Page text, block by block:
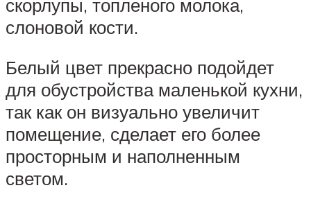
скорлупы, топленого молока,
слоновой кости.
Белый цвет прекрасно подойдет
для обустройства маленькой кухни,
так как он визуально увеличит
помещение, сделает его более
просторным и наполненным
светом.